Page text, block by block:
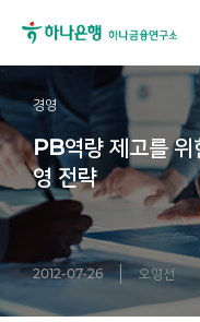
경영
PB역량 제고를
영 전략
2012-07-26 오영선